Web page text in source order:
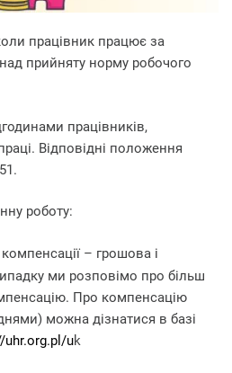
працівник працює за
прийняту норму робочого
працівників,
Відповідні положення
роботу:
– грошова і
ми розповімо про більш
Про компенсацію
можна дізнатися в базі
uhr.org.pl/uk